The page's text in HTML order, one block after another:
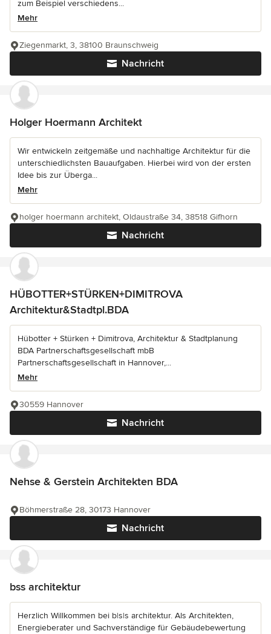
zum Beispiel verschiedens...
Mehr
Nachricht
Ziegenmarkt, 3, 38100 Braunschweig
Holger Hoermann Architekt
Wir entwickeln zeitgemäße und nachhaltige Architektur für die
unterschiedlichsten Bauaufgaben. Hierbei wird von der ersten
Idee bis zur Überga...
Mehr
Nachricht
holger hoermann architekt, Oldaustraße 34, 38518 Gifhorn
HÜBOTTER+STÜRKEN+DIMITROVA
Architektur&Stadtpl.BDA
Hübotter + Stürken + Dimitrova, Architektur & Stadtplanung
BDA Partnerschaftsgesellschaft mbB
Partnerschaftsgesellschaft in Hannover,...
Mehr
Nachricht
30559 Hannover
Nehse & Gerstein Architekten BDA
Nachricht
Böhmerstraße 28, 30173 Hannover
bss architektur
Herzlich Willkommen bei b|s|s architektur. Als Architekten,
Energieberater und Sachverständige für Gebäudebewertung